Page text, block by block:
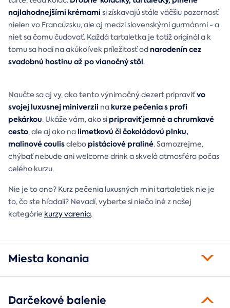
najlahodnejšími krémami si získavajú stále väčšiu pozornosť
nielen vo Francúzsku, ale aj medzi slovenskými gurmánmi - a
niet sa čomu čudovať. Každá tartaletka je totiž originál a k
tomu sa hodí na akúkoľvek príležitosť odnarodenín cez
svadobnú hostinu až po vianočný stôl.
Naučte sa aj vy, ako tento výnimočný dezert pripraviťvo
svojej luxusnej miniverzii nakurze pečenia s profi
pekárkou. Ukáže vám, ako sipripraviť jemné a chrumkavé
cesto, ale aj ako nalimetkovú či čokoládovú plnku,
malinové coulisalebopistáciové praliné. Samozrejme,
chýbať nebude ani welcome drink a skvelá atmosféra počas
celého kurzu.
Nie je to ono? Kurz pečenia luxusných mini tartaletiek nie je
to, čo ste hľadali? Nevadí, vyberte si niečo iné z našej
kategórie kurzy varenia.
Miesta konania
Darčekové balenie